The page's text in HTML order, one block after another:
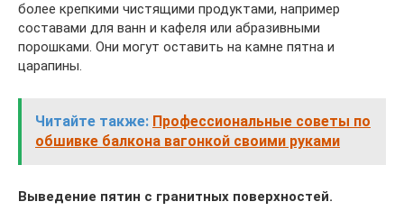
более крепкими чистящими продуктами, например
составами для ванн и кафеля или абразивными
порошками. Они могут оставить на камне пятна и
царапины.
Читайте также: Профессиональные советы по
обшивке балкона вагонкой своими руками
Выведение пятин с гранитных поверхностей.